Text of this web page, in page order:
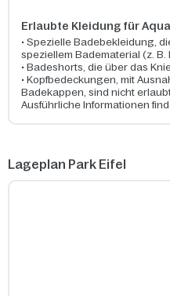
Erlaubte Kleidung für
• Spezielle Badebekleidung,
speziellem Badematerial (z. B.
• Badeshorts, die über das
• Kopfbedeckungen, mit
Badekappen, sind nicht
Ausführliche Informationen
Lageplan Park Eifel